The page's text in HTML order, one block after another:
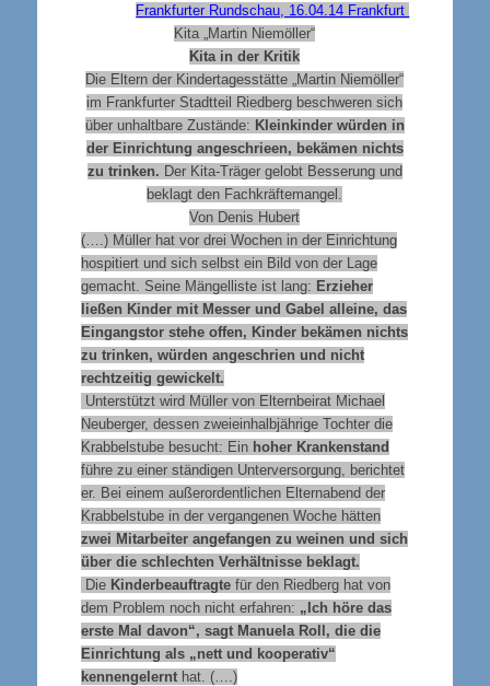
Frankfurter Rundschau, 16.04.14 Frankfurt
Kita „Martin Niemöller“
Kita in der Kritik
Die Eltern der Kindertagesstätte „Martin Niemöller“
im Frankfurter Stadtteil Riedberg beschweren sich
über unhaltbare Zustände: Kleinkinder würden in
der Einrichtung angeschrieen, bekämen nichts
zu trinken. Der Kita-Träger gelobt Besserung und
beklagt den Fachkräftemangel.
Von Denis Hubert
(….) Müller hat vor drei Wochen in der Einrichtung
hospitiert und sich selbst ein Bild von der Lage
gemacht. Seine Mängelliste ist lang: Erzieher
ließen Kinder mit Messer und Gabel alleine, das
Eingangstor stehe offen, Kinder bekämen nichts
zu trinken, würden angeschrien und nicht
rechtzeitig gewickelt.
Unterstützt wird Müller von Elternbeirat Michael
Neuberger, dessen zweieinhalbjährige Tochter die
Krabbelstube besucht: Ein hoher Krankenstand
führe zu einer ständigen Unterversorgung, berichtet
er. Bei einem außerordentlichen Elternabend der
Krabbelstube in der vergangenen Woche hätten
zwei Mitarbeiter angefangen zu weinen und sich
über die schlechten Verhältnisse beklagt.
Die Kinderbeauftragtefür den Riedberg hat von
dem Problem noch nicht erfahren: „Ich höre das
erste Mal davon“, sagt Manuela Roll, die die
Einrichtung als „nett und kooperativ“
kennengelernthat. (….)